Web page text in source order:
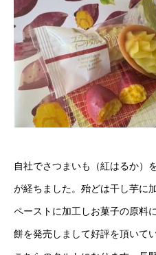
回顧録
BUSINESS
業務概要
商品紹介
横浜土産
自社でさつまいも（紅はるか）
が経ちました。殆どは干し芋に
ペーストに加工しお菓子の原料
餅を発売しまして好評を頂いて